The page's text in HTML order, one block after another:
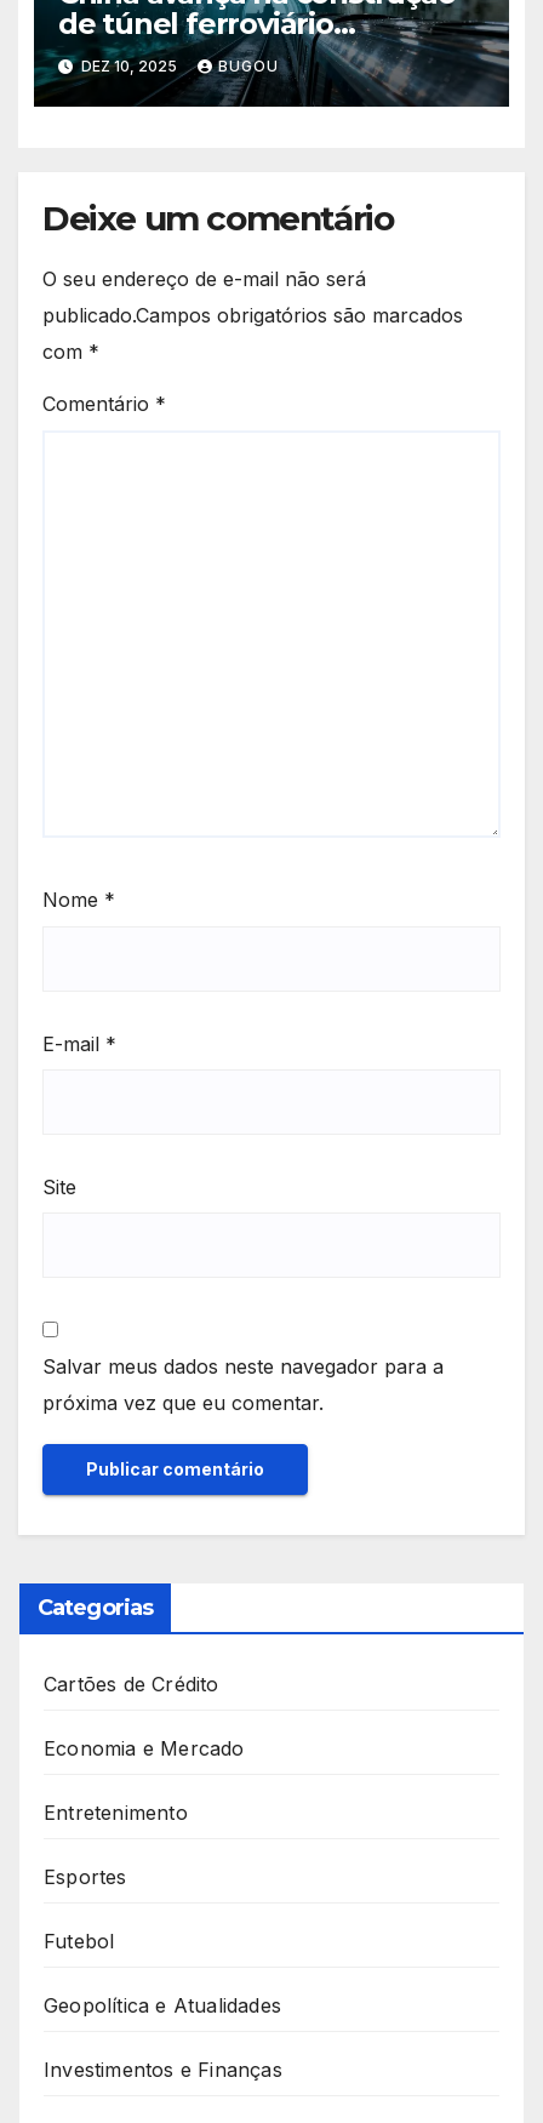
de túnel ferroviário
subaquático de 16 km e
impressiona o setor de
engenharia
DEZ 10, 2025 BUGOU
Deixe um comentário
O seu endereço de e-mail não será
publicado.Campos obrigatórios são marcados
com *
Comentário *
Nome *
E-mail *
Site
Salvar meus dados neste navegador para a
próxima vez que eu comentar.
Categorias
Cartões de Crédito
Economia e Mercado
Entretenimento
Esportes
Futebol
Geopolítica e Atualidades
Investimentos e Finanças